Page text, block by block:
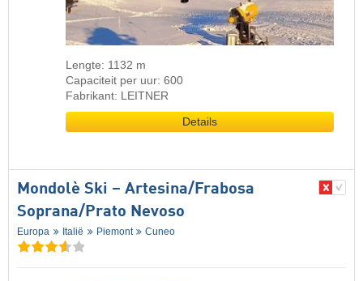
Lengte: 1132 m
Capaciteit per uur: 600
Fabrikant: LEITNER
Details
Mondolè Ski – Artesina/​Frabosa
Soprana/​Prato Nevoso
Europa Italië Piemont Cuneo